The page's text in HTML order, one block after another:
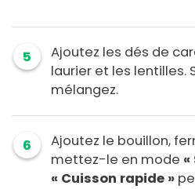
5
Ajoutez les dés de
laurier et les lentilles.
mélangez.
6 Ajoutez le bouillon,
mettez-le en mode
« Cuisson rapide »